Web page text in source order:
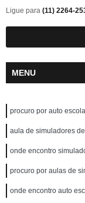
Ligue para (11) 2264-
MENU
procuro por auto
aula de simuladores
onde encontro
procuro por aulas de
onde encontro auto